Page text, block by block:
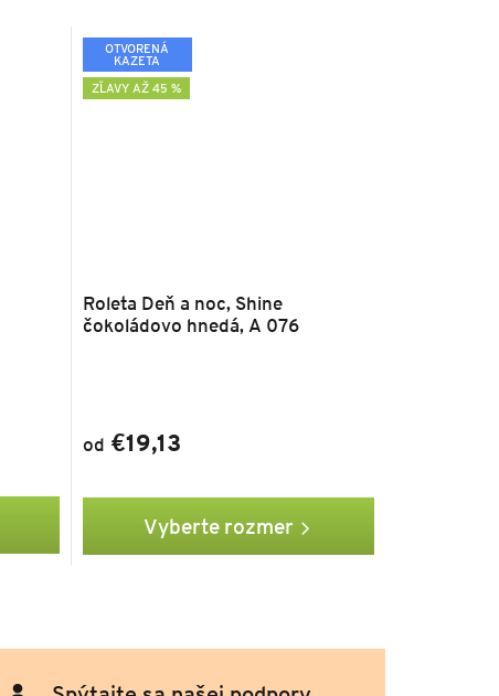
OTVORENÁ
KAZETA
ZĽAVY AŽ 45 %
Roleta Deň a noc, Shine
čokoládovo hnedá, A 076
od €19,13
Vyberte rozmer